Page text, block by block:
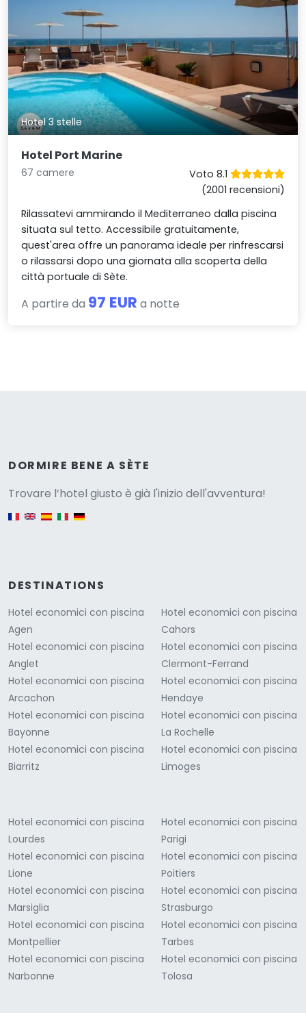
Hotel 3 stelle
Hotel Port Marine
67 camere
Voto 8.1
(2001 recensioni)
Rilassatevi ammirando il Mediterraneo dalla piscina
situata sul tetto. Accessibile gratuitamente,
quest'area offre un panorama ideale per rinfrescarsi
o rilassarsi dopo una giornata alla scoperta della
città portuale di Sète.
A partire da 97 EUR a notte
DORMIRE BENE A SÈTE
Trovare l’hotel giusto è già l'inizio dell'avventura!
DESTINATIONS
Hotel economici con piscina
Agen
Hotel economici con piscina
Anglet
Hotel economici con piscina
Arcachon
Hotel economici con piscina
Bayonne
Hotel economici con piscina
Biarritz
Hotel economici con piscina
Cahors
Hotel economici con piscina
Clermont-Ferrand
Hotel economici con piscina
Hendaye
Hotel economici con piscina
La Rochelle
Hotel economici con piscina
Limoges
Hotel economici con piscina
Lourdes
Hotel economici con piscina
Lione
Hotel economici con piscina
Marsiglia
Hotel economici con piscina
Montpellier
Hotel economici con piscina
Narbonne
Hotel economici con piscina
Parigi
Hotel economici con piscina
Poitiers
Hotel economici con piscina
Strasburgo
Hotel economici con piscina
Tarbes
Hotel economici con piscina
Tolosa